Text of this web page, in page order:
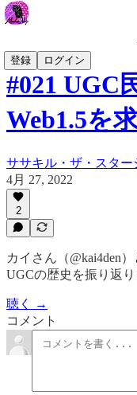
登録
ログイン
#021 UGC
Web1.5を
ササキル・ザ・スター
4月 27, 2022
2
カイさん（@kai4den
UGCの歴史を振り返り
聴く →
コメント